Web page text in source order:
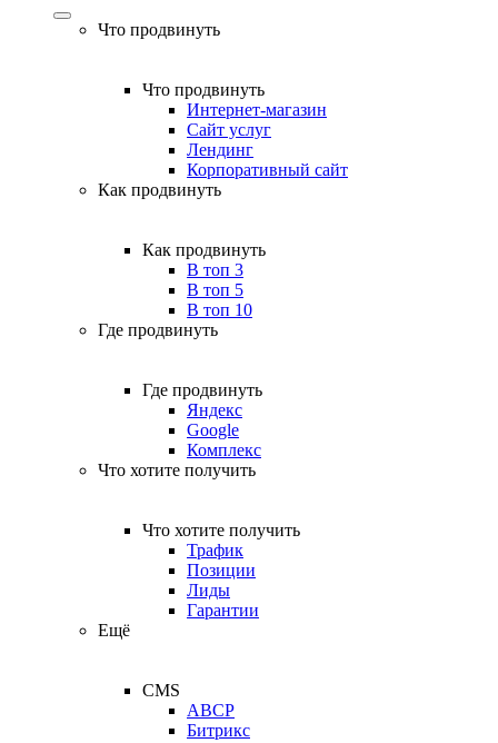
Что продвинуть
Что продвинуть
Интернет-магазин
Сайт услуг
Лендинг
Корпоративный сайт
Как продвинуть
Как продвинуть
В топ 3
В топ 5
В топ 10
Где продвинуть
Где продвинуть
Яндекс
Google
Комплекс
Что хотите получить
Что хотите получить
Трафик
Позиции
Лиды
Гарантии
Ещё
CMS
ABCP
Битрикс